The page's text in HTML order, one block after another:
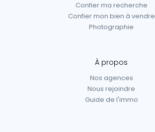
Confier ma recherche
Confier mon bien à vendre
Photographie
À propos
Nos agences
Nous rejoindre
Guide de l'immo